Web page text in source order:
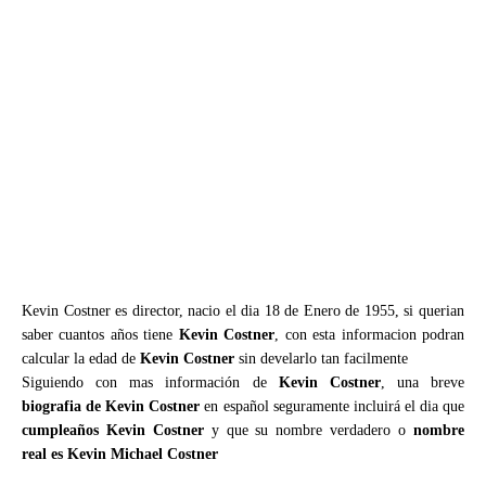
Kevin Costner es director, nacio el dia 18 de Enero de 1955, si querian
saber cuantos años tiene Kevin Costner, con esta informacion podran
calcular la edad de Kevin Costner sin develarlo tan facilmente
Siguiendo con mas información de Kevin Costner, una breve
biografia de Kevin Costner en español seguramente incluirá el dia que
cumpleaños Kevin Costnery que su nombre verdadero onombre
real es Kevin Michael Costner